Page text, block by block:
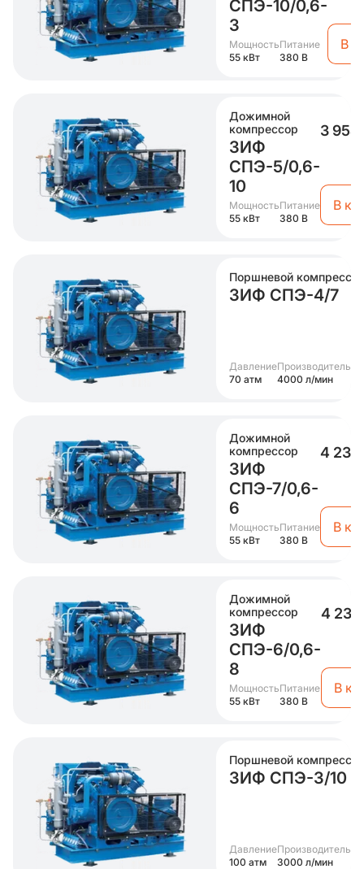
СПЭ-10/0,6-
3
Мощность
55 кВт
Питание
380 В
В
Дожимной
компрессор
ЗИФ
СПЭ-5/0,6-
10
Мощность
55 кВт
Питание
380 В
3 954
В
Поршневой
ЗИФ СПЭ-4/7
Давление
70 атм
4000 л/мин
Дожимной
компрессор
ЗИФ
СПЭ-7/0,6-
6
Мощность
55 кВт
Питание
380 В
4 237
В
Дожимной
компрессор
ЗИФ
СПЭ-6/0,6-
8
Мощность
55 кВт
Питание
380 В
4 237
В
Поршневой
ЗИФ СПЭ-3/10
Давление
100 атм
3000 л/мин